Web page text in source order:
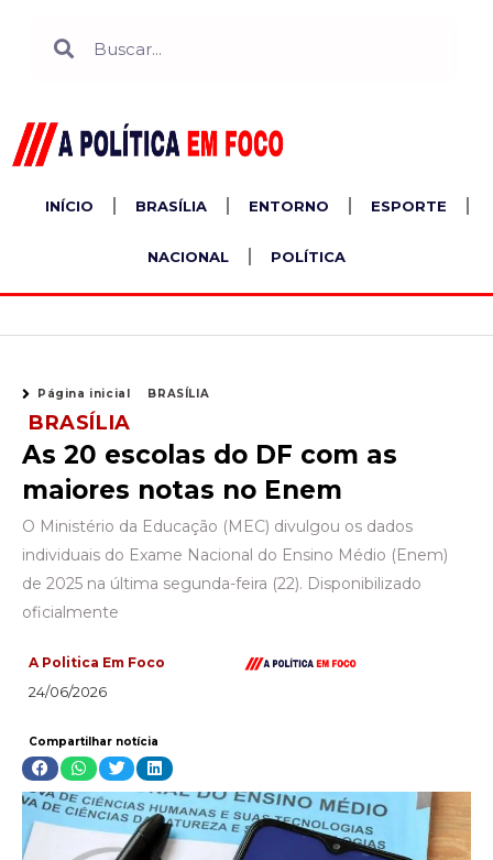
INÍCIO BRASÍLIA ENTORNO ESPORTE
NACIONAL POLÍTICA
Página inicial BRASÍLIA
BRASÍLIA
As 20 escolas do DF com as
maiores notas no Enem
O Ministério da Educação (MEC) divulgou os dados
individuais do Exame Nacional do Ensino Médio (Enem)
de 2025 na última segunda-feira (22). Disponibilizado
oficialmente
A Politica Em Foco
24/06/2026
Compartilhar notícia